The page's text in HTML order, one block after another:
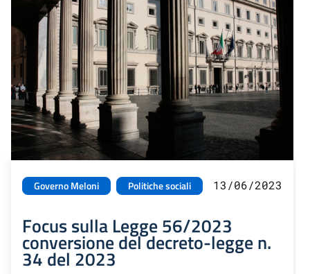
Governo Meloni Politiche sociali 13/06/2023
Focus sulla Legge 56/2023
conversione del decreto-legge n.
34 del 2023